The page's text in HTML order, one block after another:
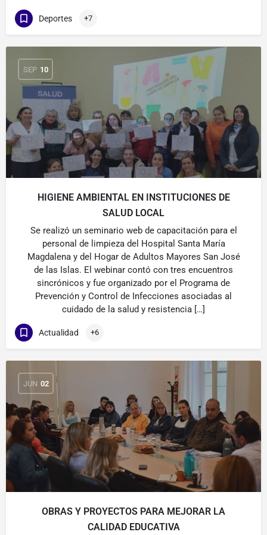
Deportes +7
SEP 10
HIGIENE AMBIENTAL EN INSTITUCIONES DE
SALUD LOCAL
Se realizó un seminario web de capacitación para el
personal de limpieza del Hospital Santa María
Magdalena y del Hogar de Adultos Mayores San José
de las Islas. El webinar contó con tres encuentros
sincrónicos y fue organizado por el Programa de
Prevención y Control de Infecciones asociadas al
cuidado de la salud y resistencia […]
Actualidad +6
JUN 02
OBRAS Y PROYECTOS PARA MEJORAR LA
CALIDAD EDUCATIVA